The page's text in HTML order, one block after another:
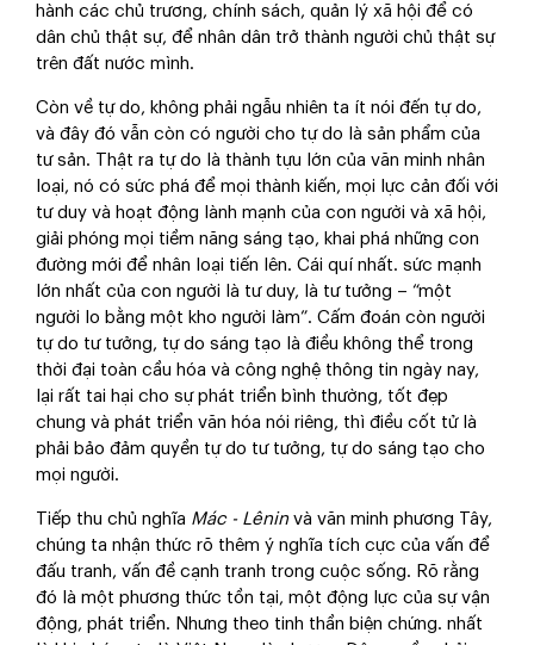
hành các chủ trương, chính sách, quản lý xã hội để có
dân chủ thật sự, để nhân dân trở thành người chủ thật sự
trên đất nước mình.
Còn về tự do, không phải ngẫu nhiên ta ít nói đến tự do,
và đây đó vẫn còn có người cho tự do là sản phẩm của
tư sản. Thật ra tự do là thành tựu lớn của văn minh nhân
loại, nó có sức phá để mọi thành kiến, mọi lực cản đối với
tư duy và hoạt động lành mạnh của con người và xã hội,
giải phóng mọi tiềm năng sáng tạo, khai phá những con
đường mới để nhân loại tiến lên. Cái quí nhất. sức mạnh
lớn nhất của con người là tư duy, là tư tưởng – “một
người lo bằng một kho người làm”. Cấm đoán còn người
tự do tư tưởng, tự do sáng tạo là điều không thể trong
thời đại toàn cầu hóa và công nghệ thông tin ngày nay,
lại rất tai hại cho sự phát triển bình thường, tốt đẹp
chung và phát triển văn hóa nói riêng, thì điều cốt tử là
phải bảo đảm quyền tự do tư tưởng, tự do sáng tạo cho
mọi người.
Tiếp thu chủ nghĩa Mác - Lênin và văn minh phương Tây,
chúng ta nhận thức rõ thêm ý nghĩa tích cực của vấn để
đấu tranh, vấn đề cạnh tranh trong cuộc sống. Rõ rằng
đó là một phương thức tồn tại, một động lực của sự vận
động, phát triển. Nhưng theo tinh thần biện chứng. nhất